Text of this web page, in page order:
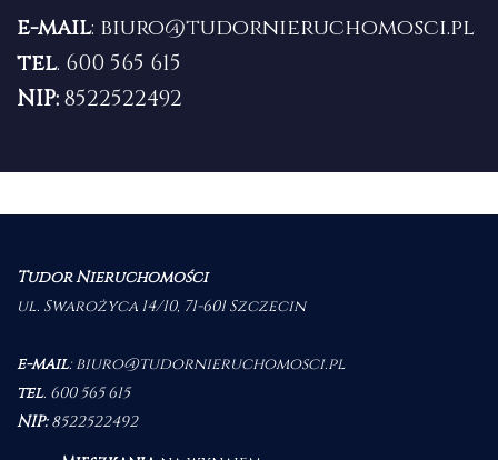
e-mail: biuro@tudornieruchomosci.pl
tel. 600 565 615
NIP:8522522492
Tudor Nieruchomości
ul. Swarożyca 14/10, 71-601 Szczecin
e-mail:biuro@tudornieruchomosci.pl
tel. 600 565 615
NIP:8522522492